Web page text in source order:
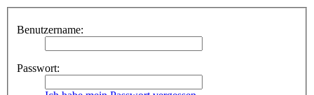
Benutzername:
Passwort: